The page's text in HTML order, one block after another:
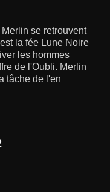
se retrouvent
la fée Lune Noire
les hommes
de l'Oubli. Merlin
tâche de l'en